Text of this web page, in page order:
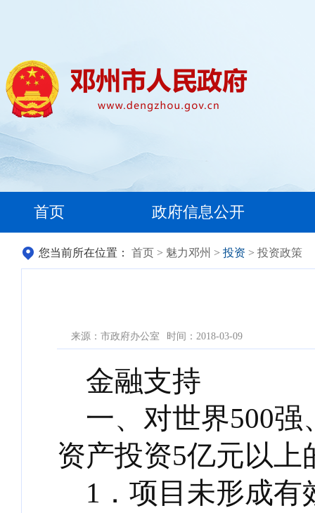
首页 政府信息公开
您当前所在位置： 首页 > 魅力邓州 > 投资 > 投资政策
来源：市政府办公室 时间：2018-03-09
金融支持
一、对世界500
资产投资5亿元以
1．项目未形成